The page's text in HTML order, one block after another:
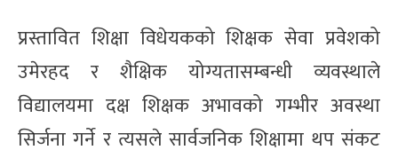
प्रस्तावित शिक्षा विधेयकको शिक्षक सेवा प्रवेशको
उमेरहद र शैक्षिक योग्यतासम्बन्धी व्यवस्थाले
विद्यालयमा दक्ष शिक्षक अभावको गम्भीर अवस्था
सिर्जना गर्ने र त्यसले सार्वजनिक शिक्षामा थप संकट